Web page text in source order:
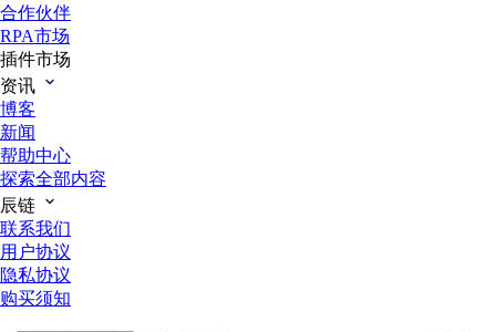
合作伙伴
RPA市场
插件市场
资讯
博客
新闻
帮助中心
探索全部内容
辰链
联系我们
用户协议
隐私协议
购买须知